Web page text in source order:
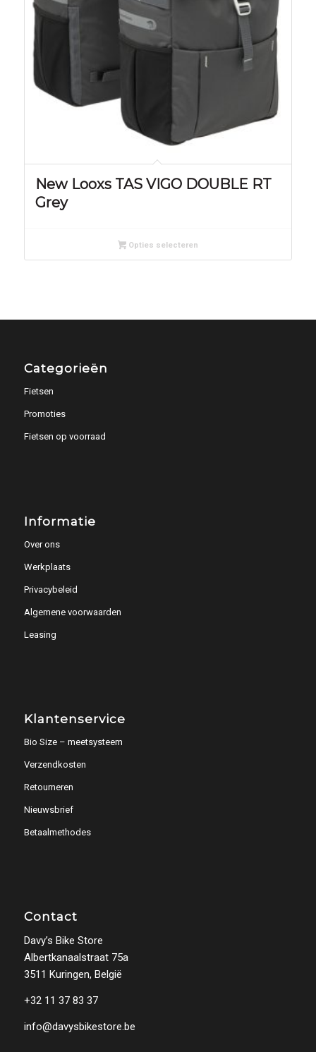
New Looxs TAS VIGO DOUBLE RT
Grey
Opties selecteren
Categorieën
Fietsen
Promoties
Fietsen op voorraad
Informatie
Over ons
Werkplaats
Privacybeleid
Algemene voorwaarden
Leasing
Klantenservice
Bio Size – meetsysteem
Verzendkosten
Retourneren
Nieuwsbrief
Betaalmethodes
Contact
Davy’s Bike Store
Albertkanaalstraat 75a
3511 Kuringen, België
+32 11 37 83 37
info@davysbikestore.be